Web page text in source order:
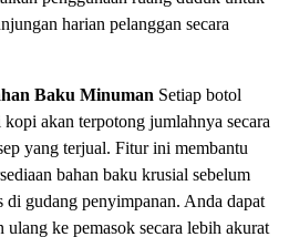
harian pelanggan secara
Baku Minuman Setiap botol
akan terpotong jumlahnya secara
yang terjual. Fitur ini membantu
bahan baku krusial sebelum
di gudang penyimpanan. Anda dapat
ulang ke pemasok secara lebih akurat